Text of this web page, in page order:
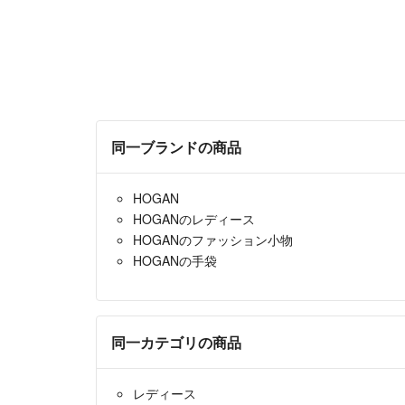
同一ブランドの商品
HOGAN
HOGANのレディース
HOGANのファッション小物
HOGANの手袋
同一カテゴリの商品
レディース